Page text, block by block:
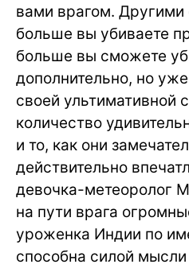
вами врагом.
больше вы убиваете
больше вы сможете
дополнительно, но
своей ультимативной
количество
и то, как они
действительно
девочка-метеоролог
на пути врага
уроженка Индии по
способна силой